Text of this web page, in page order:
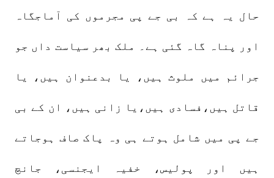
حال یہ ہے کہ بی جے پی مجرموں کی آماجگاہ
اور پناہ گاہ گئی ہے۔ ملک بھر سیاست داں جو
جرائم میں ملوث ہیں، یا بدعنوان ہیں، یا
قاتل ہیں،فسادی ہیں،یا زانی ہیں، ان کے بی
جے پی میں شامل ہوتے ہی وہ پاک صاف ہوجاتے
ہیں اور پولیس، خفیہ ایجنسی، جانچ